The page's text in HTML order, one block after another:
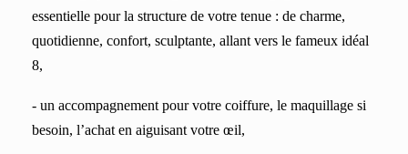
essentielle pour la structure de votre tenue : de charme,
quotidienne, confort, sculptante, allant vers le fameux idéal
8,
- un accompagnement pour votre coiffure, le maquillage si
besoin, l’achat en aiguisant votre œil,